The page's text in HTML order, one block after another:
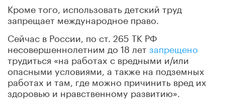
Кроме того, использовать детский труд
запрещает международное право.
Сейчас в России, по ст. 265 ТК РФ
несовершеннолетним до 18 летзапрещено
трудиться «на работах с вредными и/или
опасными условиями, а также на подземных
работах и там, где можно причинить вред их
здоровью и нравственному развитию».